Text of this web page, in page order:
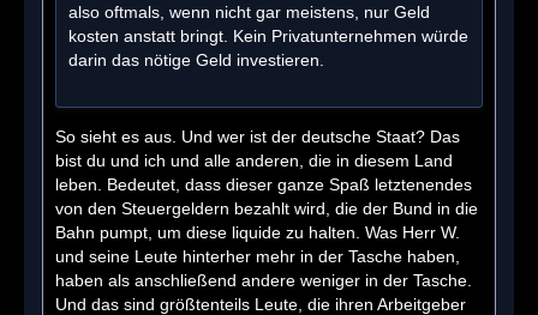
also oftmals, wenn nicht gar meistens, nur Geld
kosten anstatt bringt. Kein Privatunternehmen würde
darin das nötige Geld investieren.
So sieht es aus. Und wer ist der deutsche Staat? Das
bist du und ich und alle anderen, die in diesem Land
leben. Bedeutet, dass dieser ganze Spaß letztenendes
von den Steuergeldern bezahlt wird, die der Bund in die
Bahn pumpt, um diese liquide zu halten. Was Herr W.
und seine Leute hinterher mehr in der Tasche haben,
haben als anschließend andere weniger in der Tasche.
Und das sind größtenteils Leute, die ihren Arbeitgeber